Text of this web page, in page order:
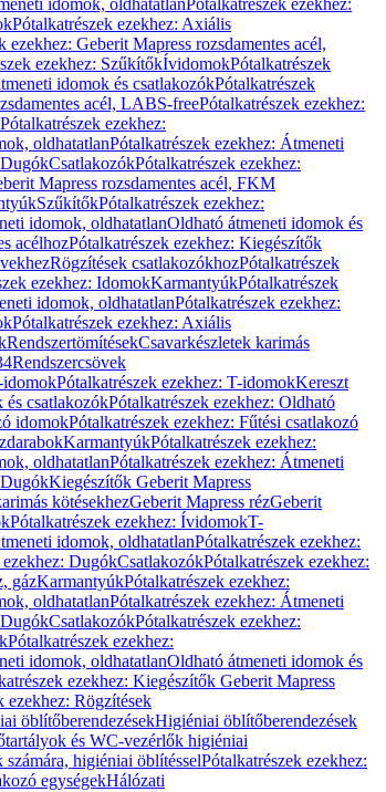
idomok, oldhatatlanPótalkatrészek ezekhez:
Pótalkatrészek ezekhez: Axiális
ezekhez: Geberit Mapress rozsdamentes acél,
ezekhez: SzűkítőkÍvidomokPótalkatrészek
idomok és csatlakozókPótalkatrészek
acél, LABS-freePótalkatrészek ezekhez:
Pótalkatrészek ezekhez:
oldhatatlanPótalkatrészek ezekhez: Átmeneti
CsatlakozókPótalkatrészek ezekhez:
Mapress rozsdamentes acél, FKM
SzűkítőkPótalkatrészek ezekhez:
idomok, oldhatatlanOldható átmeneti idomok és
acélhozPótalkatrészek ezekhez: Kiegészítők
Rögzítések csatlakozókhozPótalkatrészek
ezekhez: IdomokKarmantyúkPótalkatrészek
idomok, oldhatatlanPótalkatrészek ezekhez:
Pótalkatrészek ezekhez: Axiális
RendszertömítésekCsavarkészletek karimás
Rendszercsövek
idomokPótalkatrészek ezekhez: T-idomokKereszt
és csatlakozókPótalkatrészek ezekhez: Oldható
idomokPótalkatrészek ezekhez: Fűtési csatlakozó
KarmantyúkPótalkatrészek ezekhez:
oldhatatlanPótalkatrészek ezekhez: Átmeneti
Kiegészítők Geberit Mapress
kötésekhezGeberit Mapress rézGeberit
Pótalkatrészek ezekhez: ÍvidomokT-
idomok, oldhatatlanPótalkatrészek ezekhez:
DugókCsatlakozókPótalkatrészek ezekhez:
gázKarmantyúkPótalkatrészek ezekhez:
oldhatatlanPótalkatrészek ezekhez: Átmeneti
CsatlakozókPótalkatrészek ezekhez:
Pótalkatrészek ezekhez:
idomok, oldhatatlanOldható átmeneti idomok és
ezekhez: Kiegészítők Geberit Mapress
ezekhez: Rögzítések
öblítőberendezésekHigiéniai öblítőberendezések
és WC-vezérlők higiéniai
higiéniai öblítésselPótalkatrészek ezekhez:
egységekHálózati